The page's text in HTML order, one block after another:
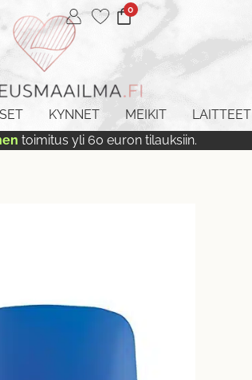
0
KYNNET MEIKIT LAITTEET
toimitus yli 60 euron tilauksiin.